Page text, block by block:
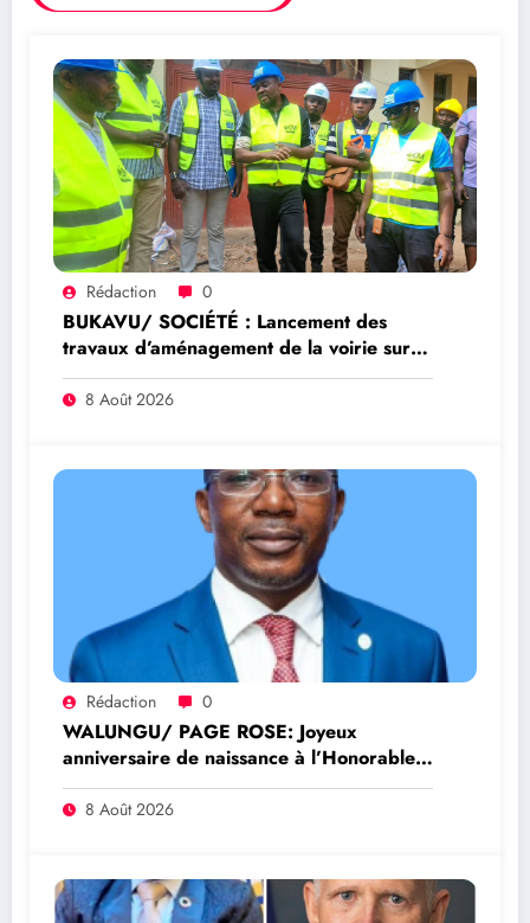
Rédaction 0
BUKAVU/ SOCIÉTÉ : Lancement des
travaux d’aménagement de la voirie sur
l’avenue Nyofu 1: l’entreprise Group
Mushegera Services exécutera 1200
8 Août 2026
Rédaction 0
WALUNGU/ PAGE ROSE: Joyeux
anniversaire de naissance à l’Honorable
Amato Bayubasire Mirindi, un modèle de
courage, d’intelligence et de résilience
8 Août 2026